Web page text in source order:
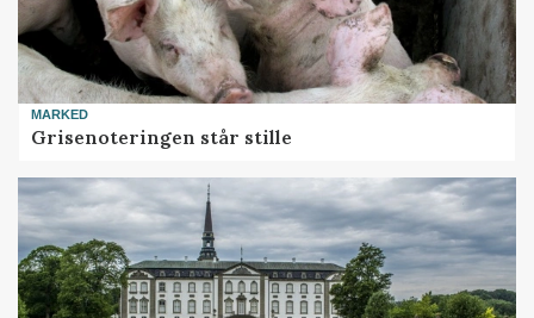
MARKED
Grisenoteringen står stille